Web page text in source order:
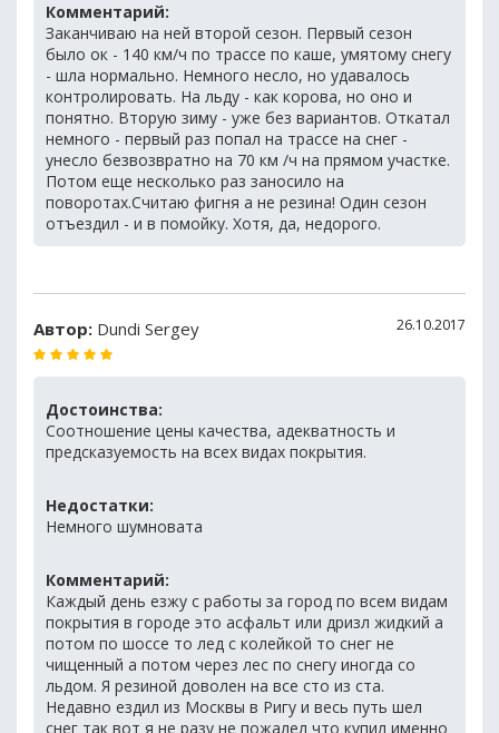
Комментарий:
Заканчиваю на ней второй сезон. Первый сезон
было ок - 140 км/ч по трассе по каше, умятому снегу
- шла нормально. Немного несло, но удавалось
контролировать. На льду - как корова, но оно и
понятно. Вторую зиму - уже без вариантов. Откатал
немного - первый раз попал на трассе на снег -
унесло безвозвратно на 70 км /ч на прямом участке.
Потом еще несколько раз заносило на
поворотах.Считаю фигня а не резина! Один сезон
отъездил - и в помойку. Хотя, да, недорого.
Автор: Dundi Sergey 26.10.2017
Достоинства:
Соотношение цены качества, адекватность и
предсказуемость на всех видах покрытия.
Недостатки:
Немного шумновата
Комментарий:
Каждый день езжу с работы за город по всем видам
покрытия в городе это асфальт или дризл жидкий а
потом по шоссе то лед с колейкой то снег не
чищенный а потом через лес по снегу иногда со
льдом. Я резиной доволен на все сто из ста.
Недавно ездил из Москвы в Ригу и весь путь шел
снег так вот я не разу не пожалел что купил именно